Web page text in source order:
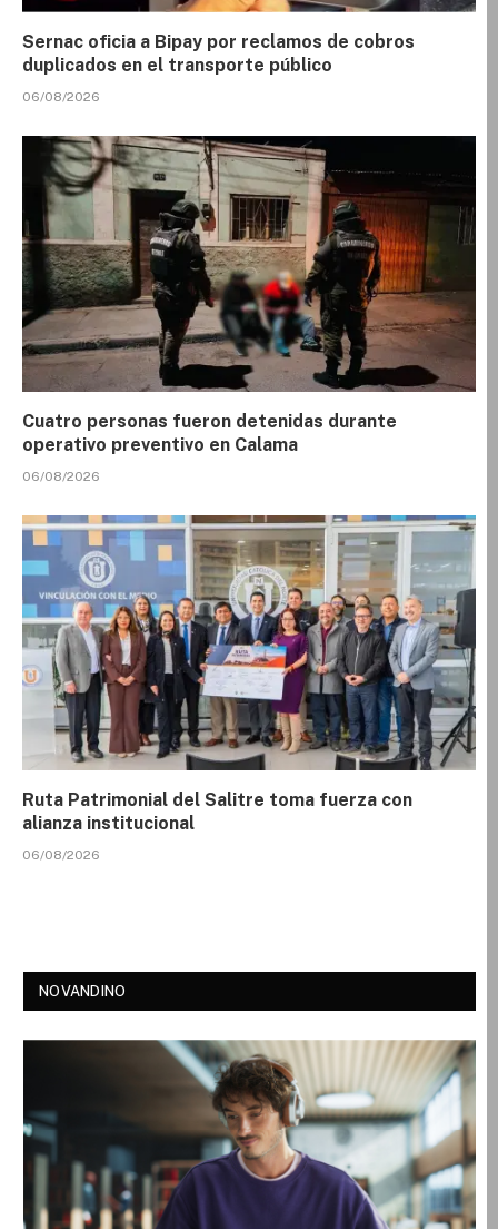
Sernac oficia a Bipay por reclamos de cobros
duplicados en el transporte público
06/08/2026
Cuatro personas fueron detenidas durante
operativo preventivo en Calama
06/08/2026
Ruta Patrimonial del Salitre toma fuerza con
alianza institucional
06/08/2026
NOVANDINO